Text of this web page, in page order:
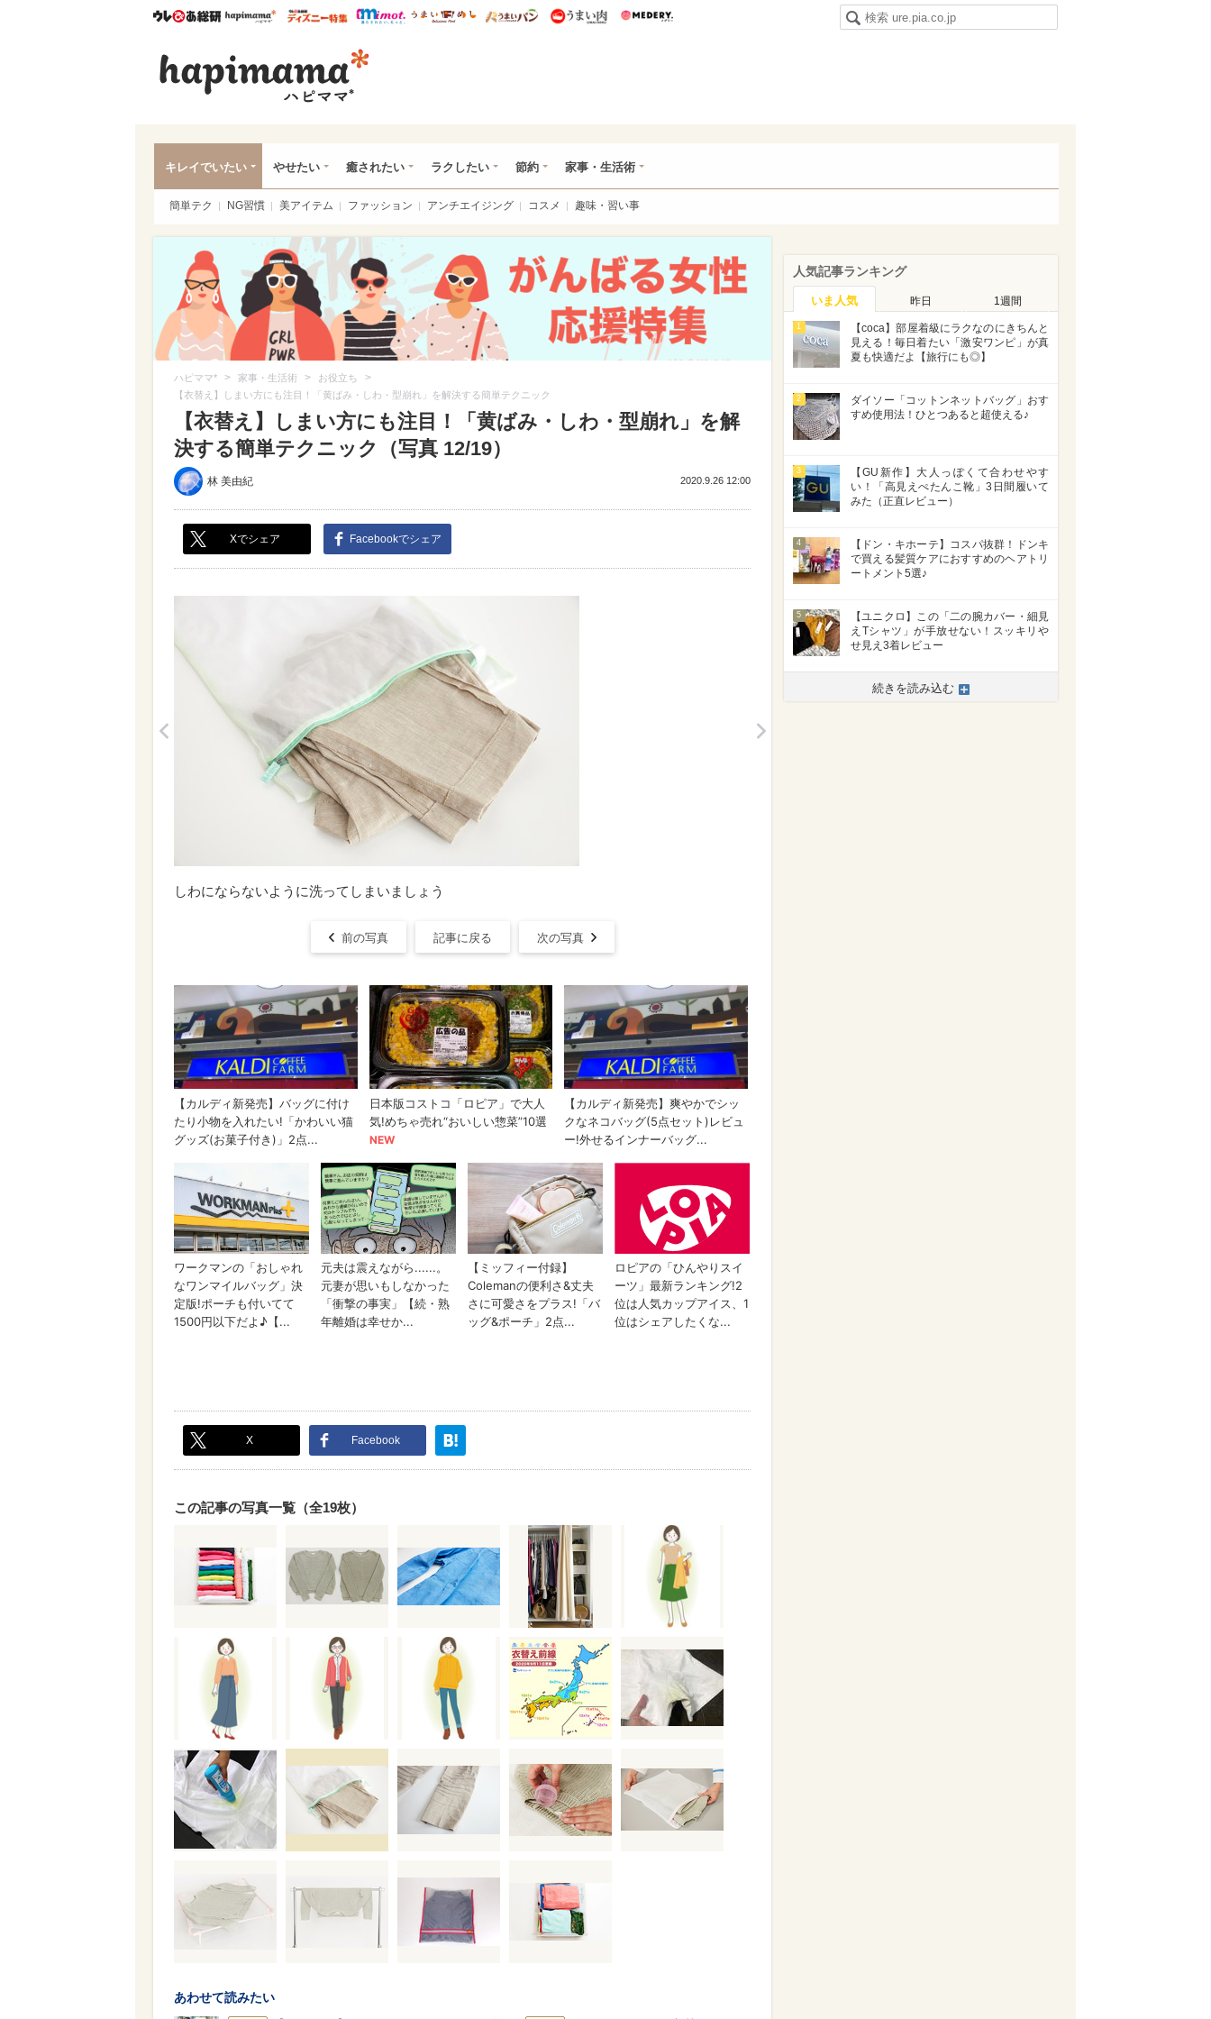
ウレぴあ総研ハピママ* ウレぴあ総研 ディズニー特集
mimot. うまいめし うまいパン うまい肉
キレイでいたい やせたい 癒されたい ラクしたい 節約 家事・生活術
簡単テク NG習慣 美アイテム ファッション アンチエイジング コスメ 趣味・習い事
ハピママ* > 家事・生活術 > お役立ち >
【衣替え】しまい方にも注目！「黄ばみ・しわ・型崩れ」を解決する簡単テクニック
【衣替え】しまい方にも注目！「黄ばみ・しわ・型崩れ」を解
決する簡単テクニック（写真 12/19）
林 美由紀 2020.9.26 12:00
Xでシェア Facebookでシェア
しわにならないように洗ってしまいましょう
前の写真 記事に戻る 次の写真
X Facebook
この記事の写真一覧（全19枚）
あわせて読みたい
人気記事ランキング
いま人気 昨日 1週間
1
【coca】部屋着級にラクなのにきちんと
見える！毎日着たい「激安ワンピ」が真
夏も快適だよ【旅行にも◎】
2
ダイソー「コットンネットバッグ」おす
すめ使用法！ひとつあると超使える♪
3
【GU新作】大人っぽくて合わせやす
い！「高見えぺたんこ靴」3日間履いて
みた（正直レビュー）
4
【ドン・キホーテ】コスパ抜群！ドンキ
で買える髪質ケアにおすすめのヘアトリ
ートメント5選♪
5
【ユニクロ】この「二の腕カバー・細見
えTシャツ」が手放せない！スッキリや
せ見え3着レビュー
続きを読み込む